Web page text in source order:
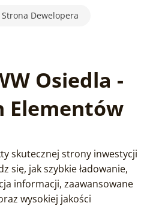
Strona Dewelopera
Osiedla -
Elementów
skutecznej strony inwestycji
się, jak szybkie ładowanie,
informacji, zaawansowane
wysokiej jakości